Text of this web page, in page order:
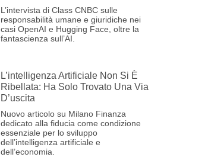
L’intervista di Class CNBC sulle
responsabilità umane e giuridiche nei
casi OpenAI e Hugging Face, oltre la
fantascienza sull’AI.
L’intelligenza Artificiale Non Si È
Ribellata: Ha Solo Trovato Una Via
D’uscita
Nuovo articolo su Milano Finanza
dedicato alla fiducia come condizione
essenziale per lo sviluppo
dell’intelligenza artificiale e
dell’economia.